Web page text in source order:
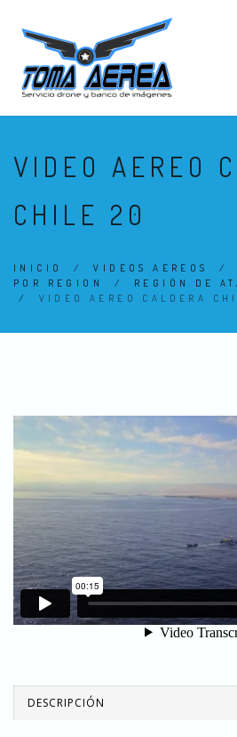
VIDEO AEREO
CHILE 20
INICIO /VIDEOS AEREOS /
POR REGION
/ REGIÓN DE
/ VIDEO AEREO CALDERA
DESCRIPCIÓN